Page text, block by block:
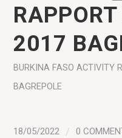
2017
BURKINA FASO ACTIVITY
BAGREPOLE
18/05/2022 / 0